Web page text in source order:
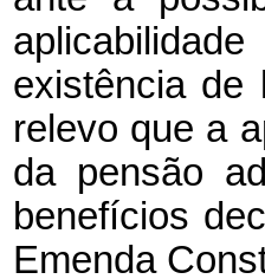
existência de
relevo que a
da pensão
benefícios
Emenda